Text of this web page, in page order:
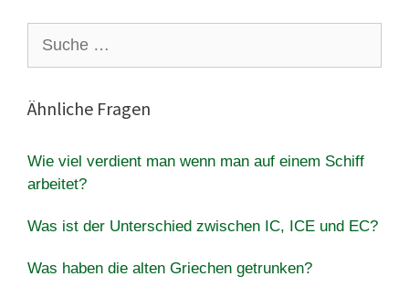
nach:
Ähnliche Fragen
Wie viel verdient man wenn man auf einem Schiff
arbeitet?
Was ist der Unterschied zwischen IC, ICE und EC?
Was haben die alten Griechen getrunken?